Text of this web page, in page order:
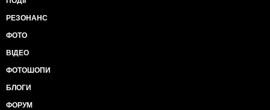
РЕЗОНАНС
ФОТО
ВІДЕО
ФОТОШОПИ
БЛОГИ
ФОРУМ